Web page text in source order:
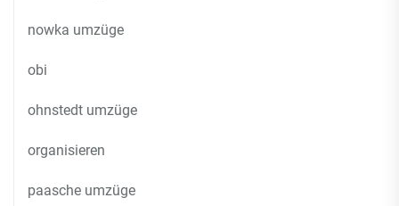
nowka umzüge
obi
ohnstedt umzüge
organisieren
paasche umzüge